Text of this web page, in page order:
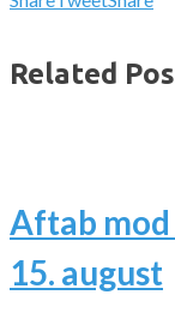
Related
Aftab
15. august